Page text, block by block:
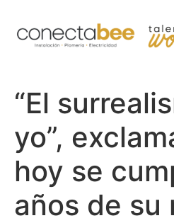
“El
yo”,
hoy se
años de su